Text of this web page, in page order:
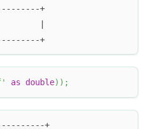
+
|
+
as double) ) ;
+